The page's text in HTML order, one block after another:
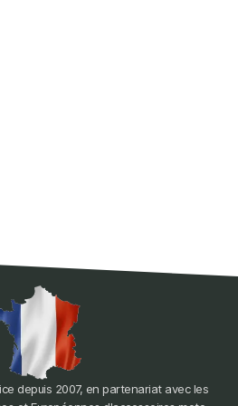
depuis 2007, en partenariat avec les